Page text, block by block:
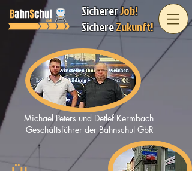
SichererJob!
SichereZukunft!
Michael Peters und Detlef Kermbach
Geschäftsführer der Bahnschul GbR